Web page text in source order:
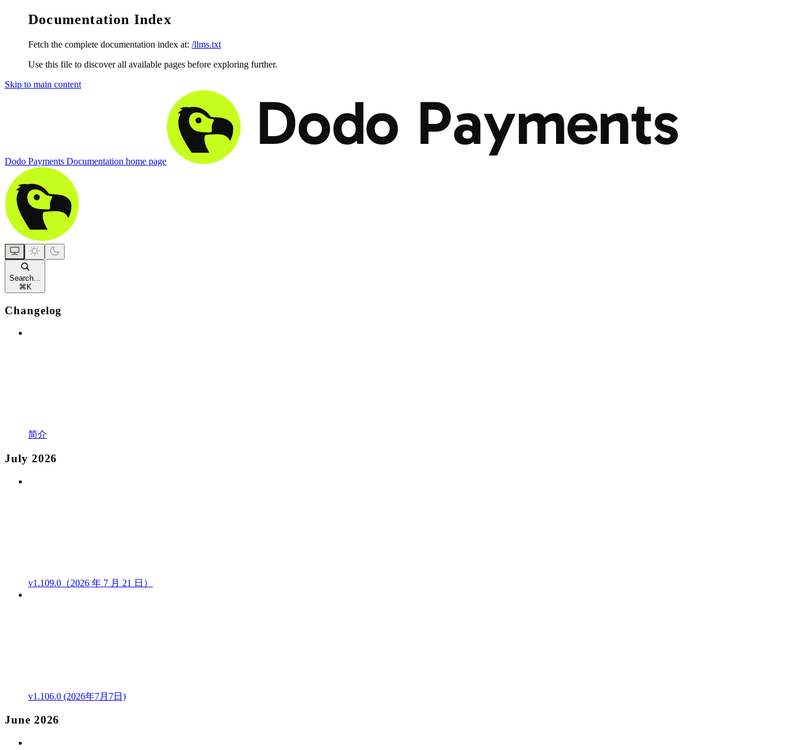
Documentation Index
Fetch the complete documentation index at: /llms.txt
Use this file to discover all available pages before exploring further.
Skip to main content
Dodo Payments Documentation home page
Search...
⌘ K
Changelog
简介
July 2026
v1.109.0（2026 年 7 月 21 日）
v1.106.0 (2026年7月7日)
June 2026